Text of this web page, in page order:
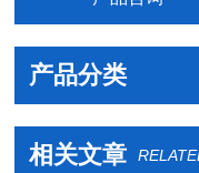
产品分类
相关文章